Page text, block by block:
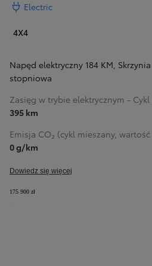
Electric
4X4
Napęd elektryczny 184 KM,
stopniowa
Zasięg w trybie elektrycznym - Cykl
395 km
Emisja CO₂ (cykl mieszany,
0 g/km
Dowiedz się więcej
175 900 zł